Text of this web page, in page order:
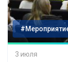
3 июля